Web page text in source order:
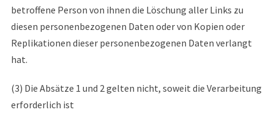
betroffene Person von ihnen die Löschung aller Links zu
diesen personenbezogenen Daten oder von Kopien oder
Replikationen dieser personenbezogenen Daten verlangt
hat.
(3) Die Absätze 1 und 2 gelten nicht, soweit die Verarbeitung
erforderlich ist